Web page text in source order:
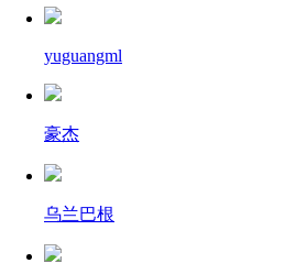
yuguangml
豪杰
乌兰巴根